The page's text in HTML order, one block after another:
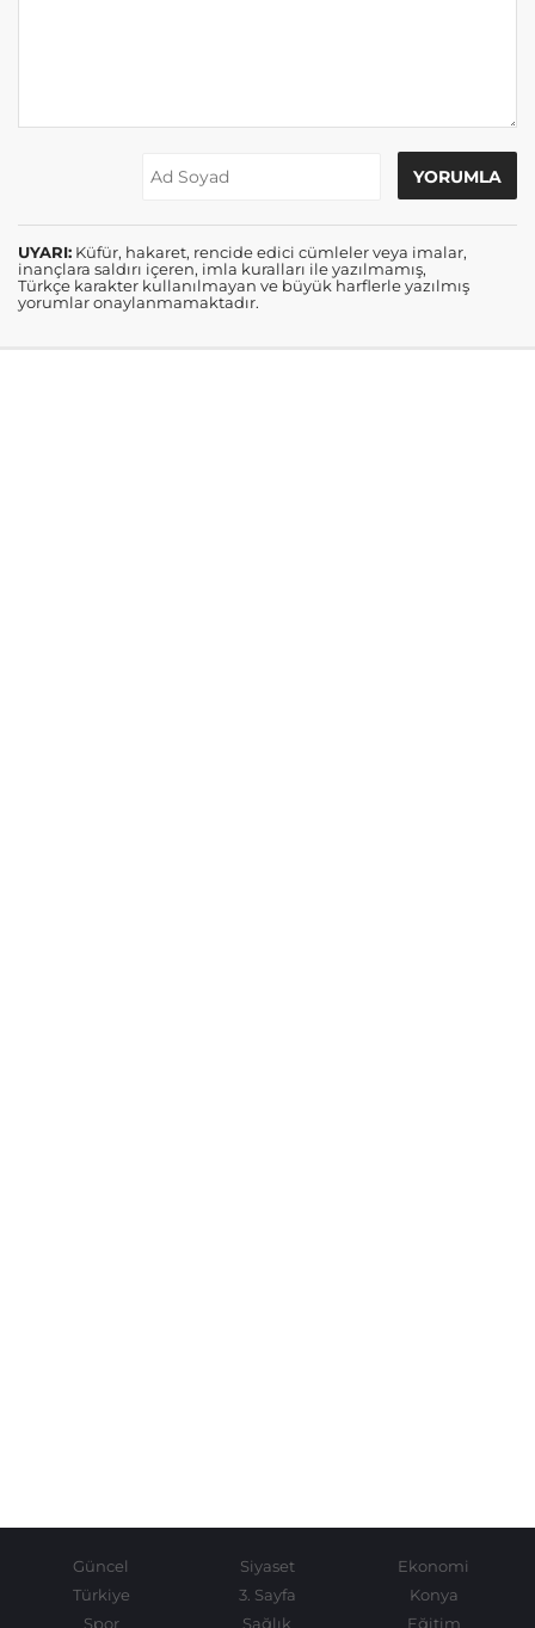
UYARI: Küfür, hakaret, rencide edici cümleler veya imalar,
inançlara saldırı içeren, imla kuralları ile yazılmamış,
Türkçe karakter kullanılmayan ve büyük harflerle yazılmış
yorumlar onaylanmamaktadır.
Güncel Siyaset
Ekonomi
Türkiye
3. Sayfa
Konya
Spor
Sağlık Eğitim